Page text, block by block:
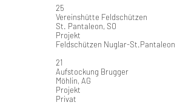
25
Vereinshütte Feldschützen
St. Pantaleon, SO
Projekt
Feldschützen Nuglar-St.Pantaleon
21
Aufstockung Brugger
Möhlin, AG
Projekt
Privat